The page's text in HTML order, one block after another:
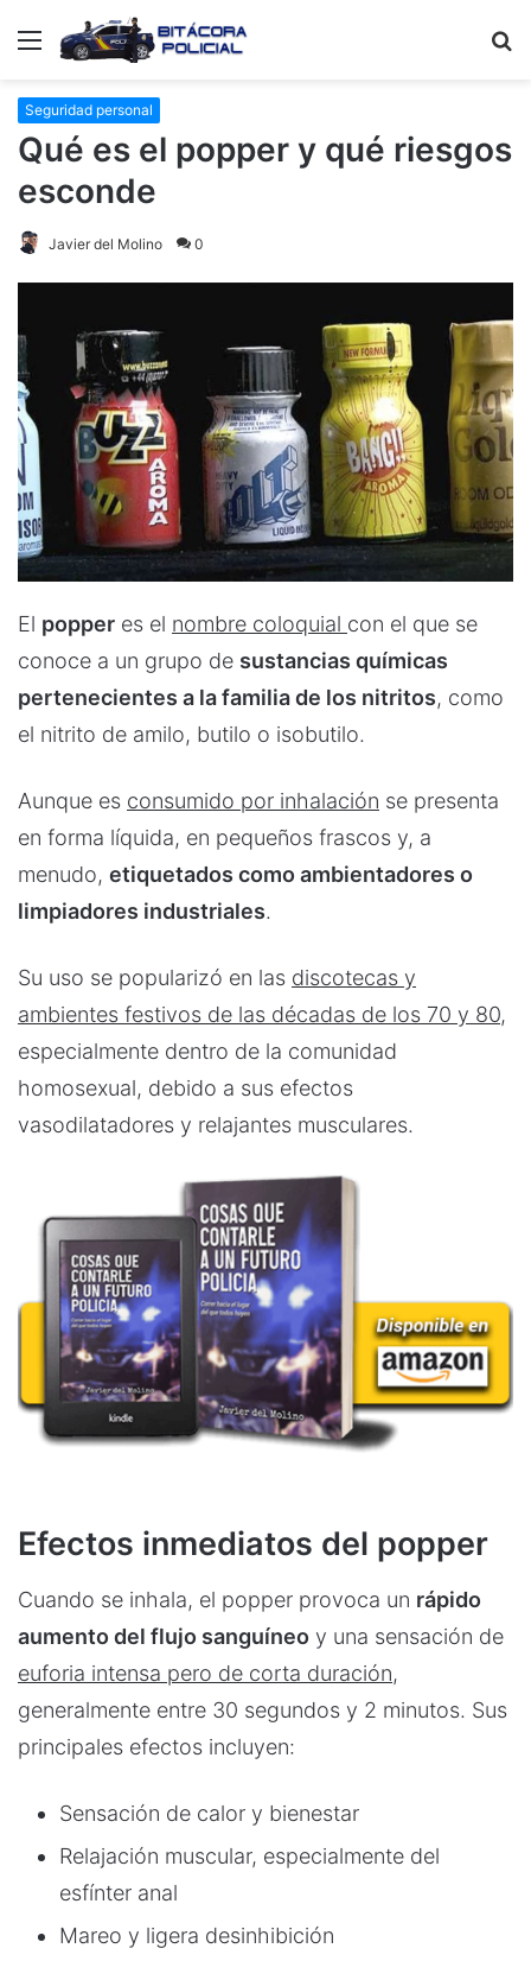
Menú
Seguridad personal
Qué es el popper y qué riesgos
esconde
Javier del Molino 0
El popper es el nombre coloquial con el que se
conoce a un grupo de sustancias químicas
pertenecientes a la familia de los nitritos, como
el nitrito de amilo, butilo o isobutilo.
Aunque es consumido por inhalación se presenta
en forma líquida, en pequeños frascos y, a
menudo, etiquetados como ambientadores o
limpiadores industriales.
Su uso se popularizó en las discotecas y
ambientes festivos de las décadas de los 70 y 80,
especialmente dentro de la comunidad
homosexual, debido a sus efectos
vasodilatadores y relajantes musculares.
Efectos inmediatos del popper
Cuando se inhala, el popper provoca un rápido
aumento del flujo sanguíneo y una sensación de
euforia intensa pero de corta duración,
generalmente entre 30 segundos y 2 minutos. Sus
principales efectos incluyen:
Sensación de calor y bienestar
Relajación muscular, especialmente del
esfínter anal
Mareo y ligera desinhibición